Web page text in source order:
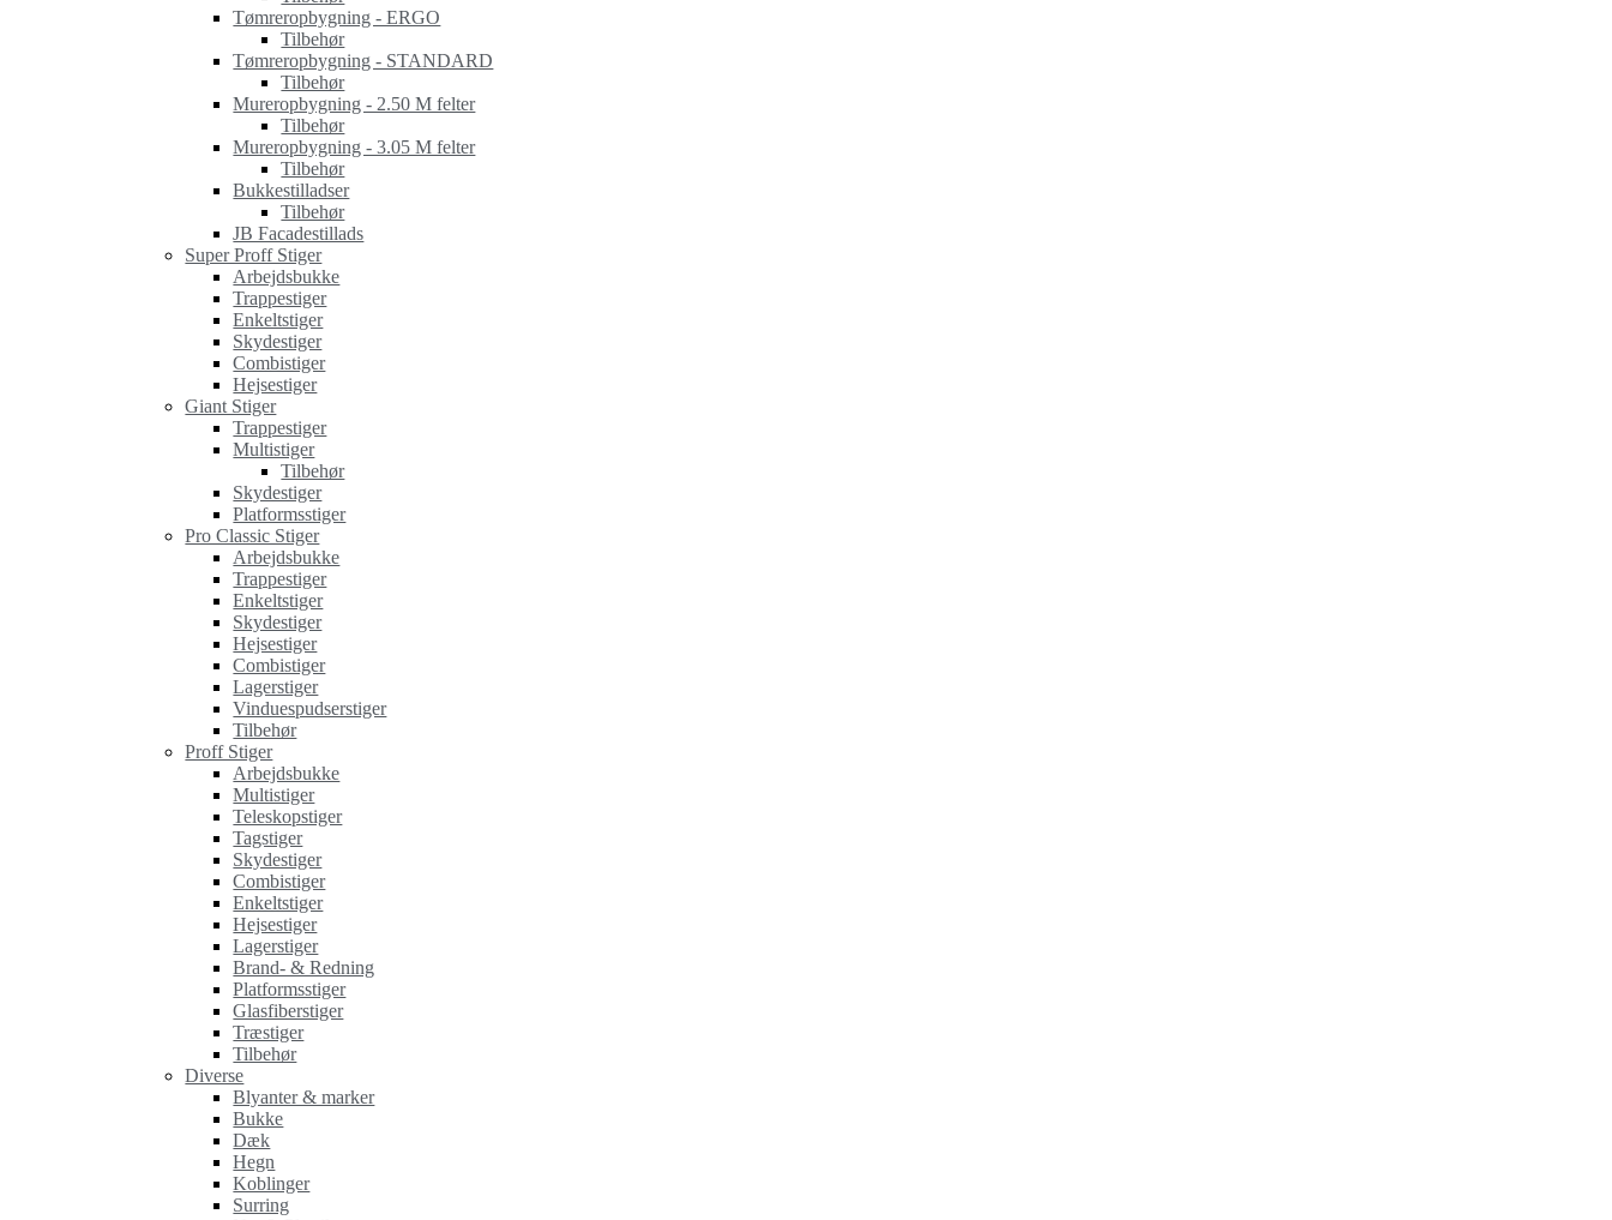
Tømreropbygning - ERGO
Tilbehør
Tømreropbygning - STANDARD
Tilbehør
Mureropbygning - 2.50 M felter
Tilbehør
Mureropbygning - 3.05 M felter
Tilbehør
Bukkestilladser
Tilbehør
JB Facadestillads
Super Proff Stiger
Arbejdsbukke
Trappestiger
Enkeltstiger
Skydestiger
Combistiger
Hejsestiger
Giant Stiger
Trappestiger
Multistiger
Tilbehør
Skydestiger
Platformsstiger
Pro Classic Stiger
Arbejdsbukke
Trappestiger
Enkeltstiger
Skydestiger
Hejsestiger
Combistiger
Lagerstiger
Vinduespudserstiger
Tilbehør
Proff Stiger
Arbejdsbukke
Multistiger
Teleskopstiger
Tagstiger
Skydestiger
Combistiger
Enkeltstiger
Hejsestiger
Lagerstiger
Brand- & Redning
Platformsstiger
Glasfiberstiger
Træstiger
Tilbehør
Diverse
Blyanter & marker
Bukke
Dæk
Hegn
Koblinger
Surring